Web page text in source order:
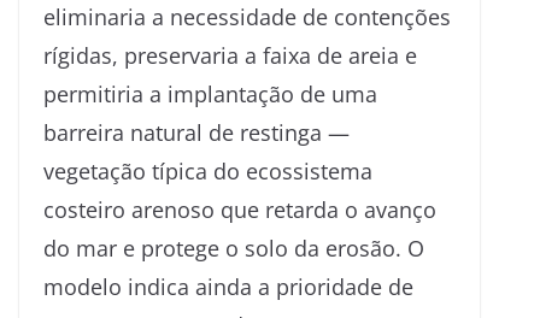
eliminaria a necessidade de contenções
rígidas, preservaria a faixa de areia e
permitiria a implantação de uma
barreira natural de restinga —
vegetação típica do ecossistema
costeiro arenoso que retarda o avanço
do mar e protege o solo da erosão. O
modelo indica ainda a prioridade de